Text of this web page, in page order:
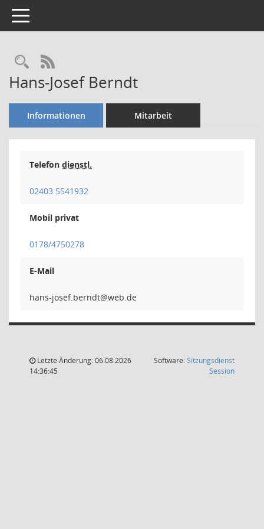
Toggle navigation
Rechercheauswahl
RSS-Feed
Hans-Josef Berndt
Informationen Mitarbeit
Telefon dienstl.
02403 5541932
Mobil privat
0178/4750278
E-Mail
tdnreb.f
Letzte Änderung: 06.08.2026
14:36:45
Software:Sitzungsdienst
Session(Wird in